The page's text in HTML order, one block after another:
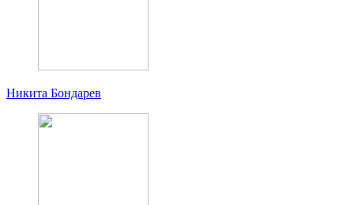
Никита Бондарев